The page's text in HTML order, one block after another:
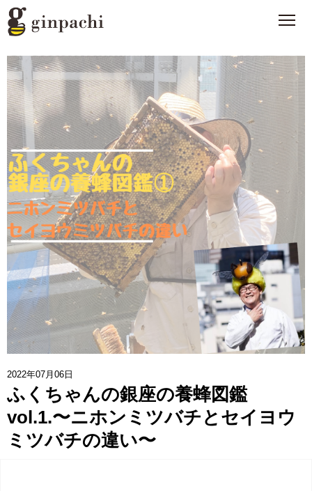
2022年07月06日
ふくちゃんの銀座の養蜂図鑑
vol.1.〜ニホンミツバチとセイヨウ
ミツバチの違い〜
銀ぱちとは
オンラインストア【はちみつ類】
オンラインストア【お酒】
わたしたちの活動 >
スタッフブログ >
メディア一覧 >
協賛企業一覧
お問い合わせ >
みつばち博士ふくちゃん
銀座ミツバチプロジェクト